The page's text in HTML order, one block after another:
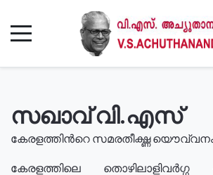
സഖാവ് വി.എസ്
കേരളത്തിൻറെ സമരതീക്ഷ്ണ
കേരളത്തിലെ